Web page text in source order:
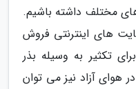
مختلف داشته باشیم.
های اینترنتی فروش
تکثیر به وسیله بذر
هوای آزاد نیز می توان